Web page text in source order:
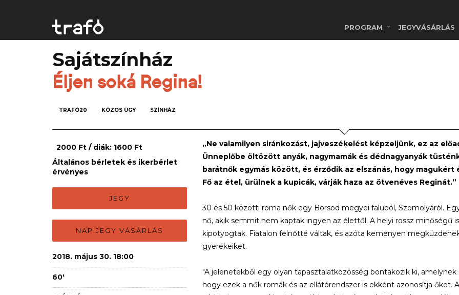
PROGRAM JEGYVÁSÁRLÁS
Sajátszínház
Éljen soká Regina!
TRAFÓ20 KÖZÖS ÜGY SZÍNHÁZ
​ ​​ 2000 Ft / diák: 1600 Ft
Általános bérletek és ikerbérlet
érvényes
JEGY
NAPIJEGY VÁSÁRLÁS
2018. május 30. 18:00
60'
„Ne valamilyen siránkozást, jajveszékelést képzeljünk, ez az
Ünneplőbe öltözött anyák, nagymamák és dédnagyanyák
barátnők egymás között, és érződik az elszánás, hogy
Fő az étel, ürülnek a kupicák, várják haza az ötvenéves Reginát.”
30 és 50 közötti roma nők egy Borsod megyei faluból, Szomolyáról.
nő, akik semmit nem kaptak ingyen az élettől. A helyi rossz minőségű
kipotyogtak. Fiatalon felnőtté váltak, és azóta keményen
gyerekeiket.
"A jelenetekből egy olyan tapasztalatközösség bontakozik ki,
hogy ezek a nők romák és az ellátórendszer is ekként azonosítja őket.